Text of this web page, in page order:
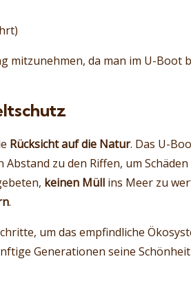
mitzunehmen, da man im U-Boot
Rücksicht auf die Natur. Das U-
zu den Riffen, um Schäden
keinen Müll ins Meer zu
.
um das empfindliche
Generationen seine